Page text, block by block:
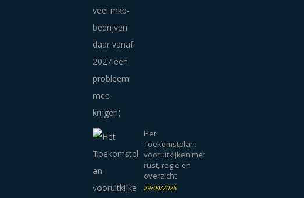
Het
Toekomstplan:
vooruitkijken met
rust, regie en
overzicht
29/04/2026